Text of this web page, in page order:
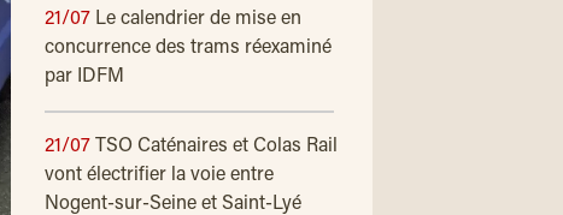
21/07 Le calendrier de mise en
concurrence des trams réexaminé
par IDFM
21/07
TSO Caténaires et Colas Rail
vont électrifier la voie entre
Nogent-sur-Seine et Saint-Lyé